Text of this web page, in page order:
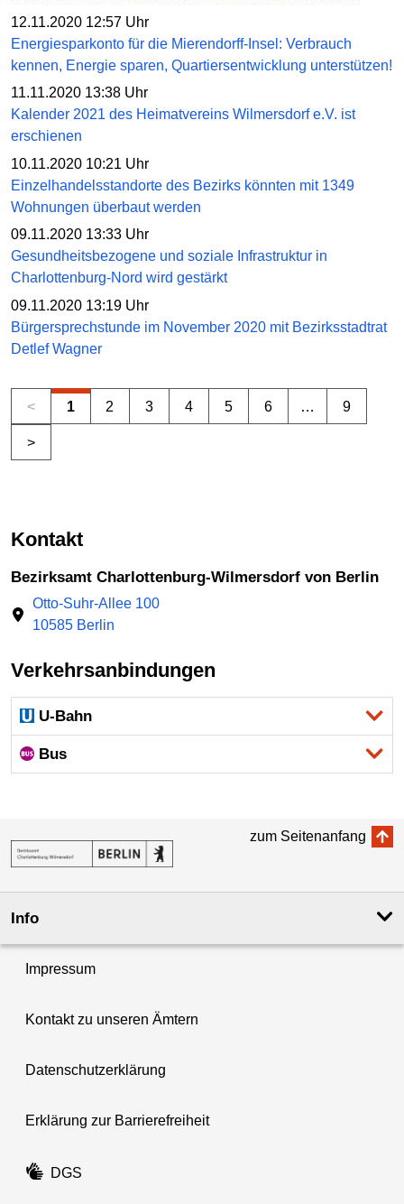
12.11.2020 12:57 Uhr
Energiesparkonto für die Mierendorff-Insel: Verbrauch
kennen, Energie sparen, Quartiersentwicklung unterstützen!
11.11.2020 13:38 Uhr
Kalender 2021 des Heimatvereins Wilmersdorf e.V. ist
erschienen
10.11.2020 10:21 Uhr
Einzelhandelsstandorte des Bezirks könnten mit 1349
Wohnungen überbaut werden
09.11.2020 13:33 Uhr
Gesundheitsbezogene und soziale Infrastruktur in
Charlottenburg-Nord wird gestärkt
09.11.2020 13:19 Uhr
Bürgersprechstunde im November 2020 mit Bezirksstadtrat
Detlef Wagner
< 1 2 3 4 5 6 … 9
>
Kontakt
Bezirksamt Charlottenburg-Wilmersdorf von Berlin
Otto-Suhr-Allee 100
10585 Berlin
Verkehrsanbindungen
U-Bahn
Bus
zum Seitenanfang
Info
Impressum
Kontakt zu unseren Ämtern
Datenschutzerklärung
Erklärung zur Barrierefreiheit
DGS